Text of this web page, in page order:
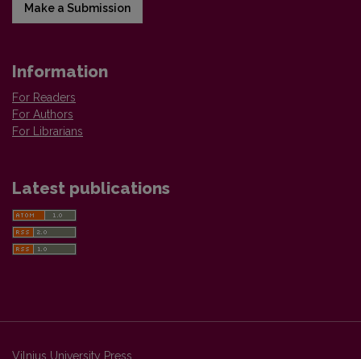
Make a Submission
Information
For Readers
For Authors
For Librarians
Latest publications
Vilnius University Press